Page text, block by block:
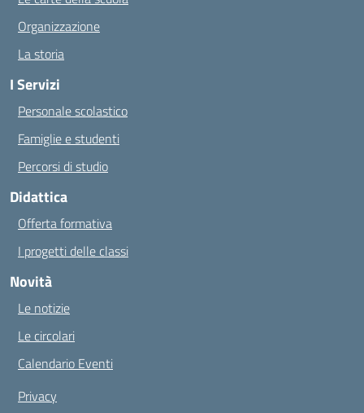
Organizzazione
La storia
I Servizi
Personale scolastico
Famiglie e studenti
Percorsi di studio
Didattica
Offerta formativa
I progetti delle classi
Novità
Le notizie
Le circolari
Calendario Eventi
Privacy